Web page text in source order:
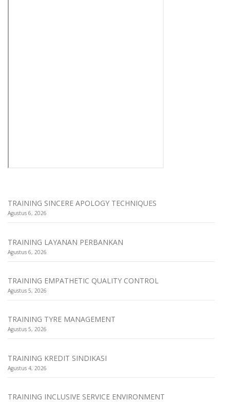
TRAINING SINCERE APOLOGY TECHNIQUES
Agustus 6, 2026
TRAINING LAYANAN PERBANKAN
Agustus 6, 2026
TRAINING EMPATHETIC QUALITY CONTROL
Agustus 5, 2026
TRAINING TYRE MANAGEMENT
Agustus 5, 2026
TRAINING KREDIT SINDIKASI
Agustus 4, 2026
TRAINING INCLUSIVE SERVICE ENVIRONMENT